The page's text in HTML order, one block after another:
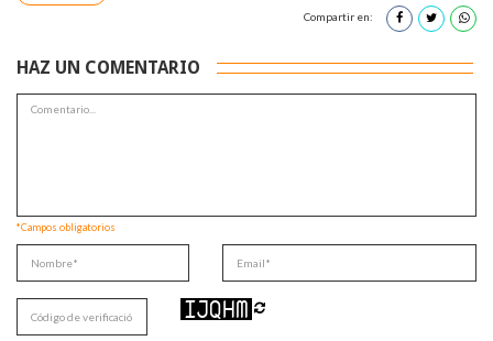
Compartir en:
HAZ UN COMENTARIO
*Campos obligatorios